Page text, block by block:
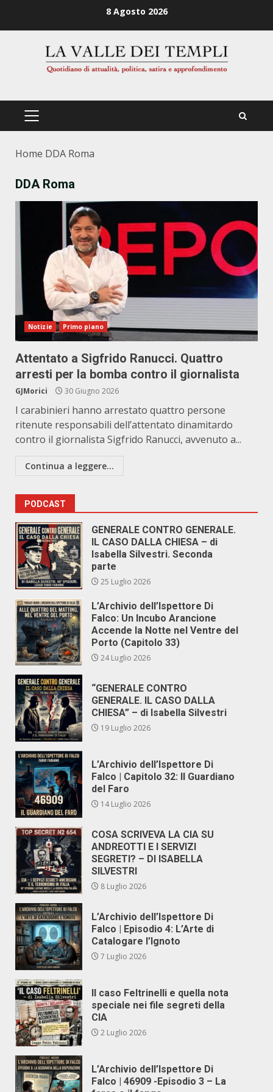
8 Agosto 2026
PRIMÄRES
Home DDA Roma
DDA Roma
Notizie Primo piano
Attentato a Sigfrido Ranucci. Quattro
arresti per la bomba contro il giornalista
GJMorici 30 Giugno 2026
I carabinieri hanno arrestato quattro persone
ritenute responsabili dell’attentato dinamitardo
contro il giornalista Sigfrido Ranucci, avvenuto a...
Continua a leggere...
PODCAST
GENERALE CONTRO GENERALE.
IL CASO DALLA CHIESA – di
Isabella Silvestri. Seconda
parte
25 Luglio 2026
L’Archivio dell’Ispettore Di
Falco: Un Incubo Arancione
Accende la Notte nel Ventre del
Porto (Capitolo 33)
24 Luglio 2026
“GENERALE CONTRO
GENERALE. IL CASO DALLA
CHIESA” – di Isabella Silvestri
19 Luglio 2026
L’Archivio dell’Ispettore Di
Falco | Capitolo 32: Il Guardiano
del Faro
14 Luglio 2026
COSA SCRIVEVA LA CIA SU
ANDREOTTI E I SERVIZI
SEGRETI? – DI ISABELLA
SILVESTRI
8 Luglio 2026
L’Archivio dell’Ispettore Di
Falco | Episodio 4: L’Arte di
Catalogare l’Ignoto
7 Luglio 2026
Il caso Feltrinelli e quella nota
speciale nei file segreti della
CIA
2 Luglio 2026
L’Archivio dell’Ispettore Di
Falco | 46909 -Episodio 3 – La